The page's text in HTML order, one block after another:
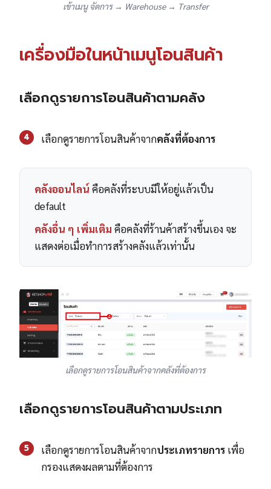
เข้าเมนู จัดการ → Warehouse → Transfer
เครื่องมือในหน้าเมนูโอนสินค้า
เลือกดูรายการโอนสินค้าตามคลัง
4 เลือกดูรายการโอนสินค้าจากคลังที่ต้องการ
คลังออนไลน์ คือคลังที่ระบบมีให้อยู่แล้วเป็น
default
คลังอื่น ๆ เพิ่มเติม คือคลังที่ร้านค้าสร้างขึ้นเอง จะ
แสดงต่อเมื่อทำการสร้างคลังแล้วเท่านั้น
เลือกดูรายการโอนสินค้าจากคลังที่ต้องการ
เลือกดูรายการโอนสินค้าตามประเภท
5 เลือกดูรายการโอนสินค้าจากประเภทรายการ เพื่อ
กรองแสดงผลตามที่ต้องการ